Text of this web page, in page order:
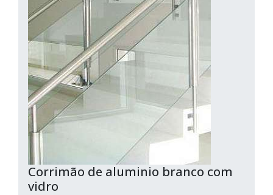
Corrimão de aluminio branco com
vidro